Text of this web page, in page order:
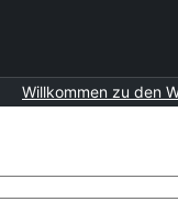
Willkommen zu den